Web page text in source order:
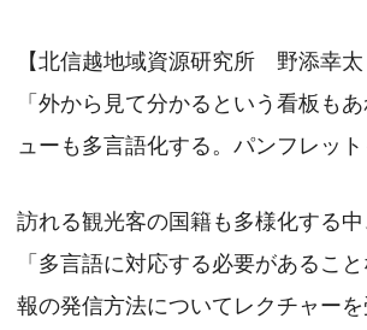
【北信越地域資源研究所 野添幸太
「外から見て分かるという看板も
ューも多言語化する。パンフレット
訪れる観光客の国籍も多様化する
「多言語に対応する必要があるこ
報の発信方法についてレクチャーを